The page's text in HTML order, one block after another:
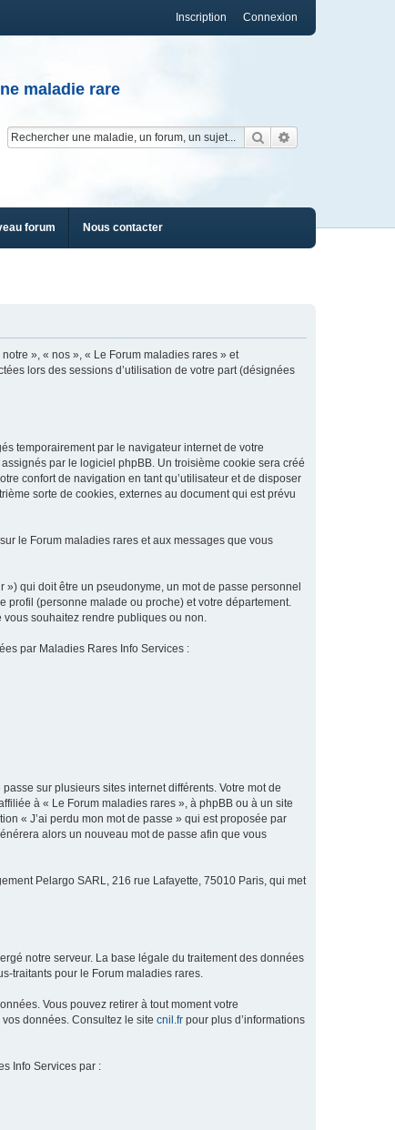
Connexion
Inscription
maladie rare
Rechercher
forum Nous contacter
», « nos », « Le Forum maladies rares » et
lors des sessions d’utilisation de votre part (désignées
temporairement par le navigateur internet de votre
par le logiciel phpBB. Un troisième cookie sera créé
confort de navigation en tant qu’utilisateur et de disposer
sorte de cookies, externes au document qui est prévu
le Forum maladies rares et aux messages que vous
qui doit être un pseudonyme, un mot de passe personnel
profil (personne malade ou proche) et votre département.
vous souhaitez rendre publiques ou non.
par Maladies Rares Info Services :
sur plusieurs sites internet différents. Votre mot de
à « Le Forum maladies rares », à phpBB ou à un site
« J’ai perdu mon mot de passe » qui est proposée par
alors un nouveau mot de passe afin que vous
Pelargo SARL, 216 rue Lafayette, 75010 Paris, qui met
notre serveur. La base légale du traitement des données
traitants pour le Forum maladies rares.
Vous pouvez retirer à tout moment votre
données. Consultez le site cnil.fr pour plus d’informations
Info Services par :